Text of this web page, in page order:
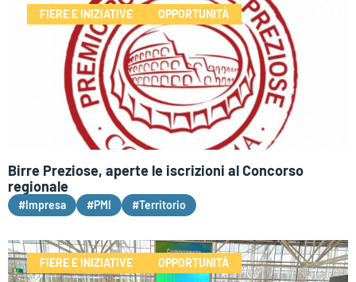
FIERE E INIZIATIVE OPPORTUNITÀ
Birre Preziose, aperte le iscrizioni al Concorso
regionale
#Impresa #PMI #Territorio
FIERE E INIZIATIVE OPPORTUNITÀ